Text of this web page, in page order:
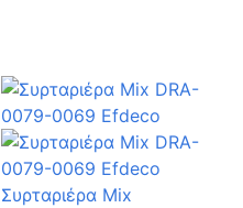
Συρταριέρα Mix